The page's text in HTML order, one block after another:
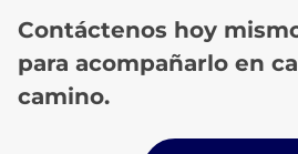
Contáctenos hoy
para acompañarlo en
camino.